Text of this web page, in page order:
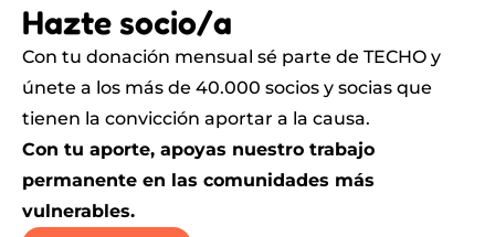
Hazte socio/a
Con tu donación mensual sé parte de TECHO y
únete a los más de 40.000 socios y socias que
tienen la convicción aportar a la causa.
Con tu aporte, apoyas nuestro trabajo
permanente en las comunidades más
vulnerables.